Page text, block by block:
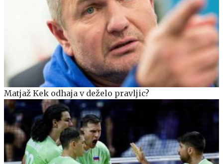
Matjaž Kek odhaja v deželo pravljic?